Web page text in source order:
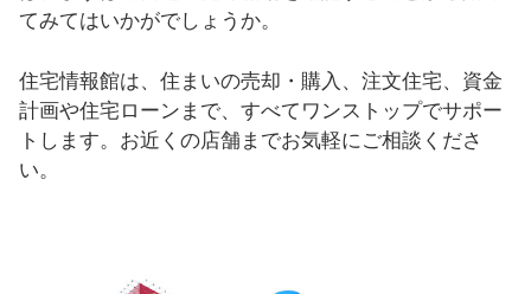
てみてはいかがでしょうか。
住宅情報館は、住まいの売却・購入、注文住宅、資金
計画や住宅ローンまで、すべてワンストップでサポー
トします。お近くの店舗までお気軽にご相談くださ
い。